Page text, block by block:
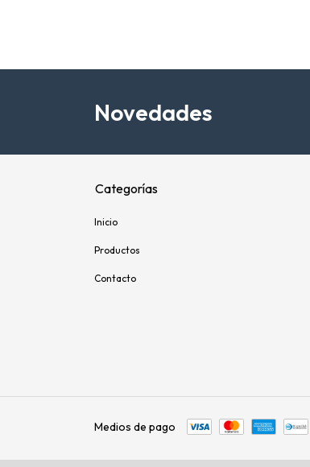
Novedades
Categorías
Inicio
Productos
Contacto
Medios de pago